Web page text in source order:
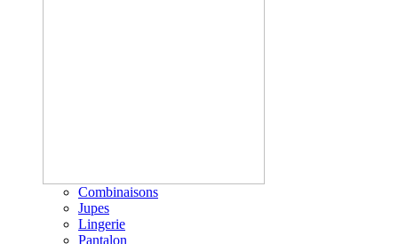
Combinaisons
Jupes
Lingerie
Pantalon